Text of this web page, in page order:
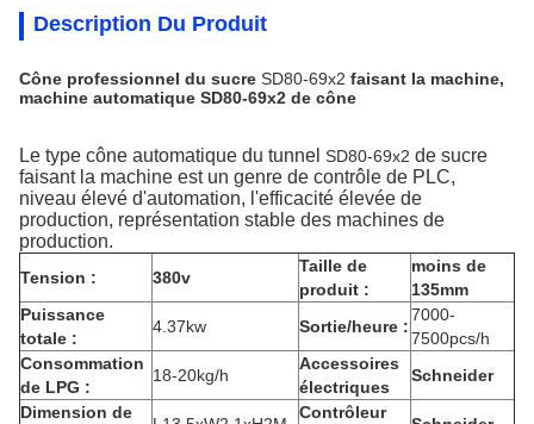
Description Du Produit
Cône professionnel du sucre SD80-69x2 faisant la machine,
machine automatique SD80-69x2 de cône
Le type cône automatique du tunnel SD80-69x2 de sucre
faisant la machine est un genre de contrôle de PLC,
niveau élevé d'automation, l'efficacité élevée de
production, représentation stable des machines de
production.
Tension : 380v
Taille de
produit :
moins de
135mm
Puissance
totale :
4.37kw Sortie/heure :
7000-
7500pcs/h
Consommation
de LPG :
18-20kg/h
Accessoires
électriques
Schneider
Dimension de
Contrôleur